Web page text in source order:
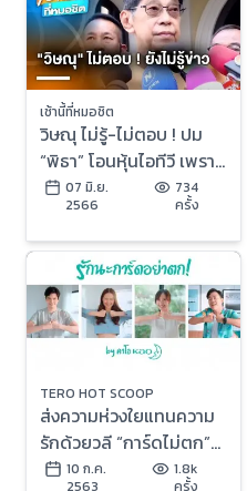
เช้านี้ที่หมอชิต
วิษณุ ไม่รู้-ไม่ตอบ ! ปม
“พิธา” โอนหุ้นไอทีวี เพราะ
ดูแต่ข่าว ญาญ่า-ณเดชน์
07 มิ.ย.
2566
734
ครั้ง
TERO HOT SCOOP
ส่งความห่วงใยแทนความ
รักด้วยวลี “การ์ดไม่ตก”
‘ญาญ่า เต้ย ซันนี่ โจ๊ก’ 4
10 ก.ค.
2563
1.8k
ครั้ง